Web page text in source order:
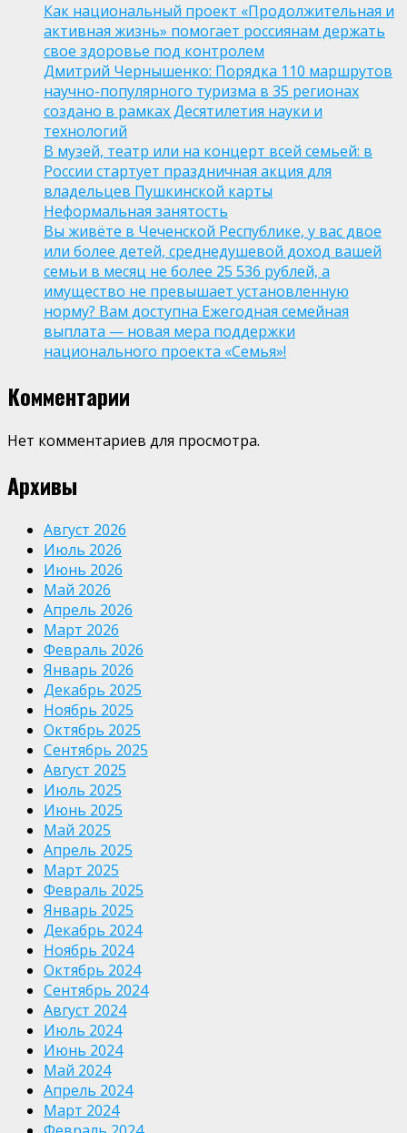
Как национальный проект «Продолжительная и
активная жизнь» помогает россиянам держать
свое здоровье под контролем
Дмитрий Чернышенко: Порядка 110 маршрутов
научно-популярного туризма в 35 регионах
создано в рамках Десятилетия науки и
технологий
В музей, театр или на концерт всей семьей: в
России стартует праздничная акция для
владельцев Пушкинской карты
Неформальная занятость
Вы живёте в Чеченской Республике, у вас двое
или более детей, среднедушевой доход вашей
семьи в месяц не более 25 536 рублей, а
имущество не превышает установленную
норму? Вам доступна Ежегодная семейная
выплата — новая мера поддержки
национального проекта «Семья»!
Комментарии
Нет комментариев для просмотра.
Архивы
Август 2026
Июль 2026
Июнь 2026
Май 2026
Апрель 2026
Март 2026
Февраль 2026
Январь 2026
Декабрь 2025
Ноябрь 2025
Октябрь 2025
Сентябрь 2025
Август 2025
Июль 2025
Июнь 2025
Май 2025
Апрель 2025
Март 2025
Февраль 2025
Январь 2025
Декабрь 2024
Ноябрь 2024
Октябрь 2024
Сентябрь 2024
Август 2024
Июль 2024
Июнь 2024
Май 2024
Апрель 2024
Март 2024